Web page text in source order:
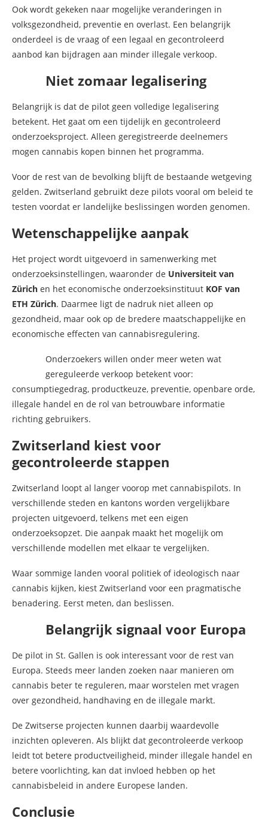
Ook wordt gekeken naar mogelijke veranderingen in
volksgezondheid, preventie en overlast. Een belangrijk
onderdeel is de vraag of een legaal en gecontroleerd
aanbod kan bijdragen aan minder illegale verkoop.
Niet zomaar legalisering
Belangrijk is dat de pilot geen volledige legalisering
betekent. Het gaat om een tijdelijk en gecontroleerd
onderzoeksproject. Alleen geregistreerde deelnemers
mogen cannabis kopen binnen het programma.
Voor de rest van de bevolking blijft de bestaande wetgeving
gelden. Zwitserland gebruikt deze pilots vooral om beleid te
testen voordat er landelijke beslissingen worden genomen.
Wetenschappelijke aanpak
Het project wordt uitgevoerd in samenwerking met
onderzoeksinstellingen, waaronder de Universiteit van
Zürich en het economische onderzoeksinstituut KOF van
ETH Zürich. Daarmee ligt de nadruk niet alleen op
gezondheid, maar ook op de bredere maatschappelijke en
economische effecten van cannabisregulering.
Onderzoekers willen onder meer weten wat
gereguleerde verkoop betekent voor:
consumptiegedrag, productkeuze, preventie, openbare orde,
illegale handel en de rol van betrouwbare informatie
richting gebruikers.
Zwitserland kiest voor
gecontroleerde stappen
Zwitserland loopt al langer voorop met cannabispilots. In
verschillende steden en kantons worden vergelijkbare
projecten uitgevoerd, telkens met een eigen
onderzoeksopzet. Die aanpak maakt het mogelijk om
verschillende modellen met elkaar te vergelijken.
Waar sommige landen vooral politiek of ideologisch naar
cannabis kijken, kiest Zwitserland voor een pragmatische
benadering. Eerst meten, dan beslissen.
Belangrijk signaal voor Europa
De pilot in St. Gallen is ook interessant voor de rest van
Europa. Steeds meer landen zoeken naar manieren om
cannabis beter te reguleren, maar worstelen met vragen
over gezondheid, handhaving en de illegale markt.
De Zwitserse projecten kunnen daarbij waardevolle
inzichten opleveren. Als blijkt dat gecontroleerde verkoop
leidt tot betere productveiligheid, minder illegale handel en
betere voorlichting, kan dat invloed hebben op het
cannabisbeleid in andere Europese landen.
Conclusie